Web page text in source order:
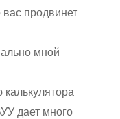
вас продвинет
мной
дает много